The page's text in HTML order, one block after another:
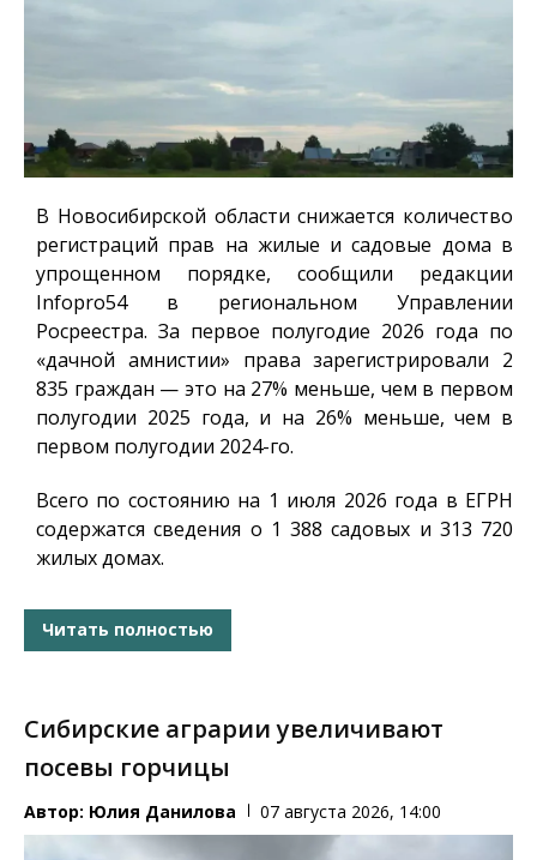
В Новосибирской области снижается количество
регистраций прав на жилые и садовые дома в
упрощенном порядке, сообщили редакции
Infopro54в региональном Управлении
Росреестра. За первое полугодие 2026 года по
«дачной амнистии» права зарегистрировали 2
835 граждан — это на 27% меньше, чем в первом
полугодии 2025 года, и на 26% меньше, чем в
первом полугодии 2024-го.
Всего по состоянию на 1 июля 2026 года в ЕГРН
содержатся сведения о 1 388 садовых и 313 720
жилых домах.
Читать полностью
Сибирские аграрии увеличивают
посевы горчицы
Автор: Юлия Данилова 07 августа 2026, 14:00